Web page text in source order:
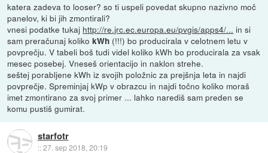
katera zadeva to looser? so ti uspeli povedat skupno nazivno moč
panelov, ki bi jih zmontirali?
vnesi podatke tukaj http://re.jrc.ec.europa.eu/pvgis/apps4/... in si
sam preračunaj kolikokWh (!!!) bo producirala v celotnem letu v
povprečju. V tabeli boš tudi videl koliko kWh bo producirala za vsak
mesec posebej. Vneseš orientacijo in naklon strehe.
seštej porabljene kWh iz svojih položnic za prejšnja leta in najdi
povprečje. Spreminjaj kWp v obrazcu in najdi točno koliko moraš
imet zmontirano za svoj primer ... lahko narediš sam preden se
komu pustiš gumirat.
starfotr
::27. sep 2018, 20:19